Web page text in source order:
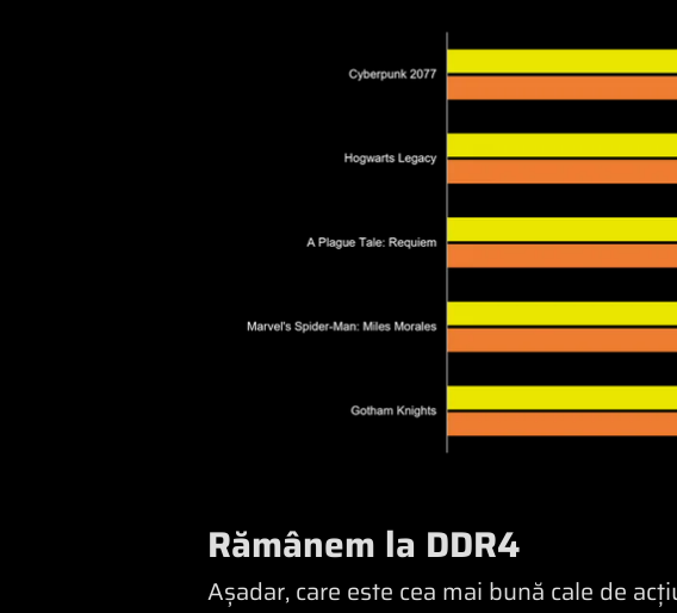
Rămânem la DDR4
Așadar, care este cea mai bună cale de